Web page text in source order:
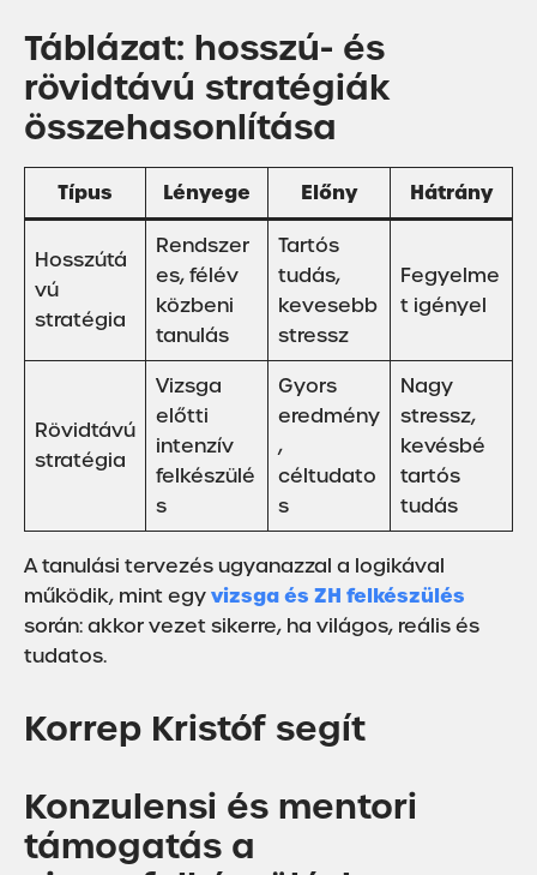
Táblázat: hosszú- és
rövidtávú stratégiák
összehasonlítása
Típus Lényege Előny Hátrány
Hosszútá
vú
stratégia
Rendszer
es, félév
közbeni
tanulás
Tartós
tudás,
kevesebb
stressz
Fegyelme
t igényel
Rövidtávú
stratégia
Vizsga
előtti
intenzív
felkészülé
s
Gyors
eredmény
,
céltudato
s
Nagy
stressz,
kevésbé
tartós
tudás
A tanulási tervezés ugyanazzal a logikával
működik, mint egyvizsga és ZH felkészülés
során: akkor vezet sikerre, ha világos, reális és
tudatos.
Korrep Kristóf segít
Konzulensi és mentori
támogatás a